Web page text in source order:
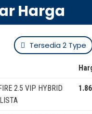
Harga
Tersedia 2 Type
2.5 VIP HYBRID